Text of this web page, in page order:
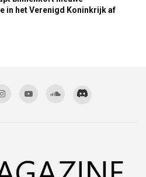
in het Verenigd Koninkrijk af